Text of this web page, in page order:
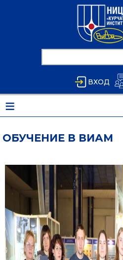
Перейти к основному содержанию
ВХОД
≡
ОБУЧЕНИЕ В ВИАМ